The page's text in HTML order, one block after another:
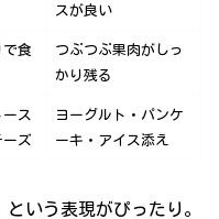
スが良い
で食
つぶつぶ果肉がしっ
かり残る
ス
ーズ
ヨーグルト・パンケ
ーキ・アイス添え
という表現がぴったり。